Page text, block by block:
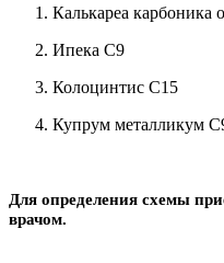
Калькареа карбоника
Ипека С9
Колоцинтис С15
Купрум металликум
Для определения схемы
врачом.